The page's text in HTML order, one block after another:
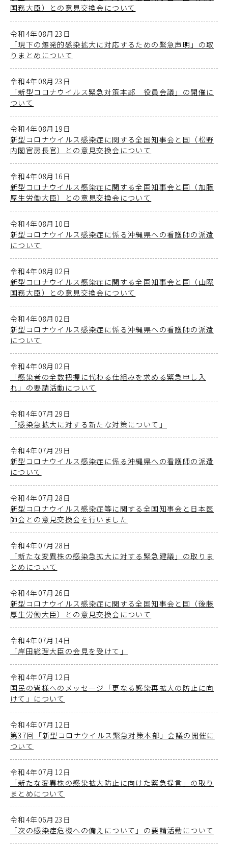
国務大臣）との意見交換会について
令和4年08月23日
「現下の爆発的感染拡大に対応するための緊急声明」の取
りまとめについて
令和4年08月23日
「新型コロナウイルス緊急対策本部 役員会議」の開催に
ついて
令和4年08月19日
新型コロナウイルス感染症に関する全国知事会と国（松野
内閣官房長官）との意見交換会について
令和4年08月16日
新型コロナウイルス感染症に関する全国知事会と国（加藤
厚生労働大臣）との意見交換会について
令和4年08月10日
新型コロナウイルス感染症に係る沖縄県への看護師の派遣
について
令和4年08月02日
新型コロナウイルス感染症に関する全国知事会と国（山際
国務大臣）との意見交換会について
令和4年08月02日
新型コロナウイルス感染症に係る沖縄県への看護師の派遣
について
令和4年08月02日
「感染者の全数把握に代わる仕組みを求める緊急申し入
れ」の要請活動について
令和4年07月29日
「感染急拡大に対する新たな対策について」
令和4年07月29日
新型コロナウイルス感染症に係る沖縄県への看護師の派遣
について
令和4年07月28日
新型コロナウイルス感染症等に関する全国知事会と日本医
師会との意見交換会を行いました
令和4年07月28日
「新たな変異株の感染急拡大に対する緊急建議」の取りま
とめについて
令和4年07月26日
新型コロナウイルス感染症に関する全国知事会と国（後藤
厚生労働大臣）との意見交換会について
令和4年07月14日
「岸田総理大臣の会見を受けて」
令和4年07月12日
国民の皆様へのメッセージ「更なる感染再拡大の防止に向
けて」について
令和4年07月12日
第37回「新型コロナウイルス緊急対策本部」会議の開催に
ついて
令和4年07月12日
「新たな変異株の感染拡大防止に向けた緊急提言」の取り
まとめについて
令和4年06月23日
「次の感染症危機への備えについて」の要請活動について